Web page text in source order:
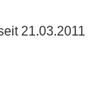
21.03.2011